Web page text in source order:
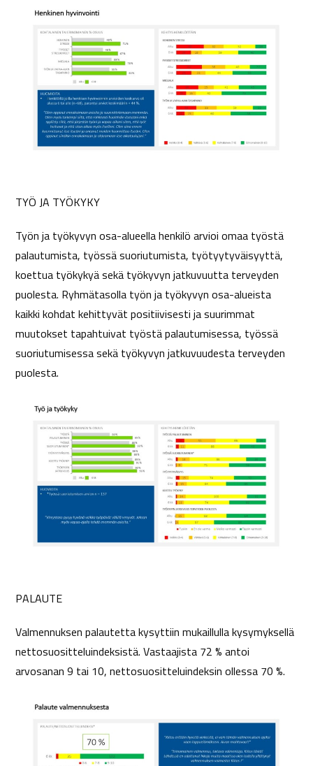
TYÖ JA TYÖKYKY
Työn ja työkyvyn osa-alueella henkilö arvioi omaa työstä
palautumista, työssä suoriutumista, työtyytyväisyyttä,
koettua työkykyä sekä työkyvyn jatkuvuutta terveyden
puolesta. Ryhmätasolla työn ja työkyvyn osa-alueista
kaikki kohdat kehittyvät positiivisesti ja suurimmat
muutokset tapahtuivat työstä palautumisessa, työssä
suoriutumisessa sekä työkyvyn jatkuvuudesta terveyden
puolesta.
PALAUTE
Valmennuksen palautetta kysyttiin mukaillulla kysymyksellä
nettosuositteluindeksistä. Vastaajista 72 % antoi
arvosanan 9 tai 10, nettosuositteluindeksin ollessa 70 %.